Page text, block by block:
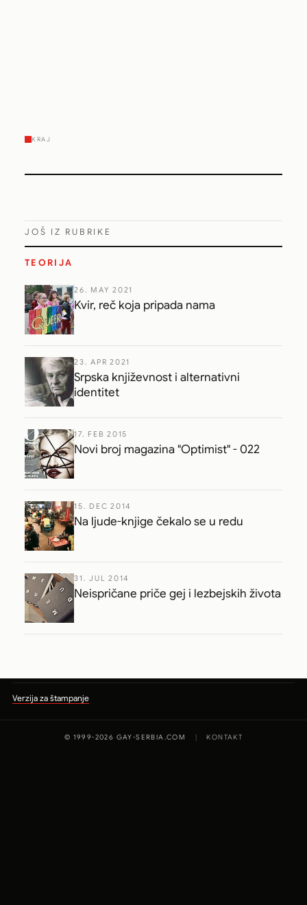
KRAJ
JOŠ IZ RUBRIKE
TEORIJA
26. MAY 2021
Kvir, reč koja pripada nama
23. APR 2021
Srpska književnost i alternativni
identitet
17. FEB 2015
Novi broj magazina "Optimist" - 022
15. DEC 2014
Na ljude-knjige čekalo se u redu
31. JUL 2014
Neispričane priče gej i lezbejskih života
Verzija za štampanje
© 1999-2026 GAY-SERBIA.COM | KONTAKT